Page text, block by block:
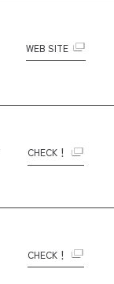
WEB SITE
CHECK！
CHECK！